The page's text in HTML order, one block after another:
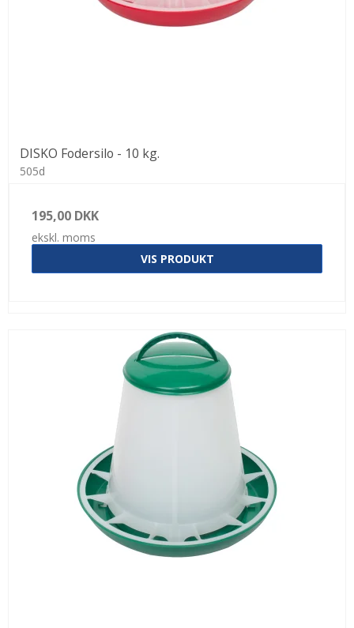
DISKO Fodersilo - 10 kg.
505d
195,00 DKK
ekskl. moms
VIS PRODUKT